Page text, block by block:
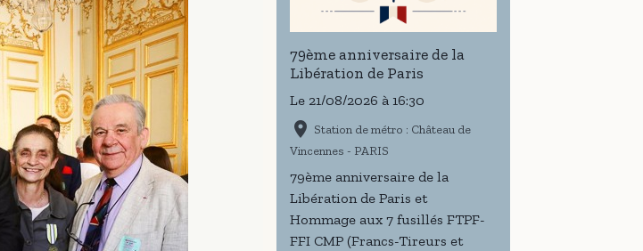
79ème anniversaire de la
Libération de Paris
Le 21/08/2026 à 16:30
Station de métro : Château de
Vincennes - PARIS
79ème anniversaire de la
Libération de Paris et
Hommage aux 7 fusillés FTPF-
FFI CMP (Francs-Tireurs et